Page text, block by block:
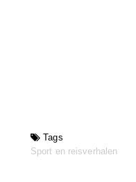
Tags
Sport en reisverhalen